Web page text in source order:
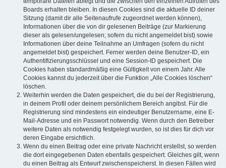
Boards erhalten bleiben. In diesen Cookies sind die aktuelle ID deiner
Sitzung (damit dir alle Seitenaufrufe zugeordnet werden können),
Informationen über die von dir gelesenen Beiträge (zur Markierung
dieser als gelesen/ungelesen; sofern du nicht angemeldet bist) sowie
Informationen über deine Teilnahme an Umfragen (sofern du nicht
angemeldet bist) gespeichert. Ferner werden deine Benutzer-ID, ein
Authentifizierungsschlüssel und eine Session-ID gespeichert. Die
Cookies haben standardmäßig eine Gültigkeit von einem Jahr. Alle
Cookies kannst du jederzeit über die Funktion „Alle Cookies löschen“
löschen.
Weiterhin werden die Daten gespeichert, die du bei der Registrierung,
in deinem Profil oder deinem persönlichem Bereich angibst. Für die
Registrierung sind mindestens ein eindeutiger Benutzername, eine E-
Mail-Adresse und ein Passwort notwendig. Wenn durch den Betreiber
weitere Daten als notwendig festgelegt wurden, so ist dies für dich vor
deren Eingabe ersichtlich.
Wenn du einen Beitrag oder eine private Nachricht erstellst, so werden
die dort eingegebenen Daten ebenfalls gespeichert. Gleiches gilt, wenn
du einen Beitrag als Entwurf zwischenspeicherst. In diesen Fällen wird